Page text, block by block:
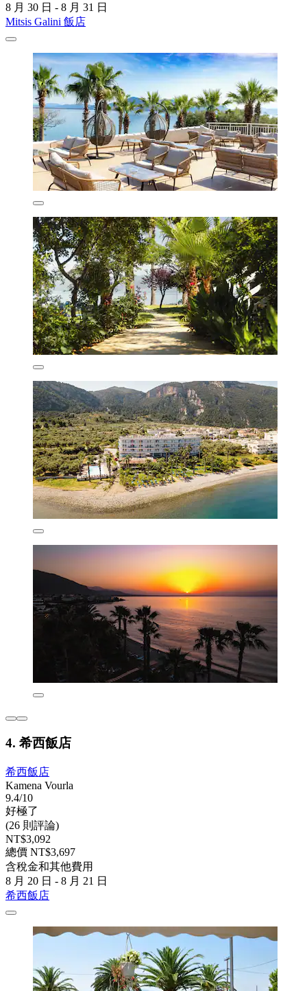
8 月 30 日 - 8 月 31 日
Mitsis Galini 飯店
4. 希西飯店
希西飯店
Kamena Vourla
9.4/10
好極了
(26 則評論)
NT$3,092
總價 NT$3,697
含稅金和其他費用
8 月 20 日 - 8 月 21 日
希西飯店